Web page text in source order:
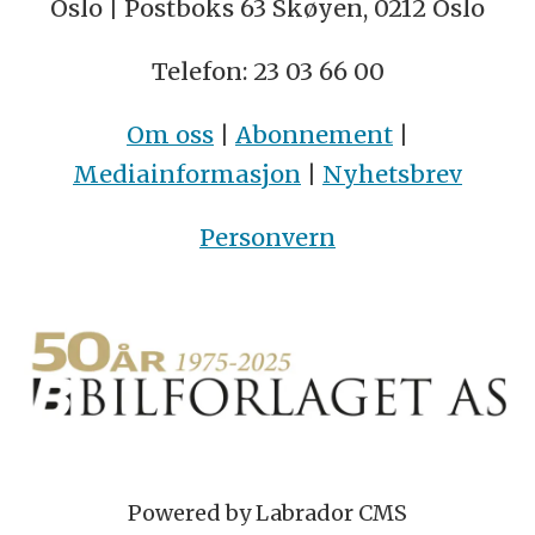
Oslo | Postboks 63 Skøyen, 0212 Oslo
Telefon: 23 03 66 00
Om oss | Abonnement |
Mediainformasjon | Nyhetsbrev
Personvern
Powered by Labrador CMS